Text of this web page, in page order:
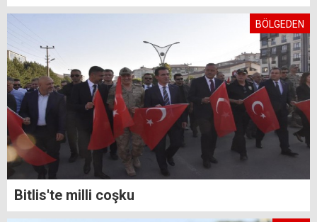
BÖLGEDEN
Bitlis'te milli coşku